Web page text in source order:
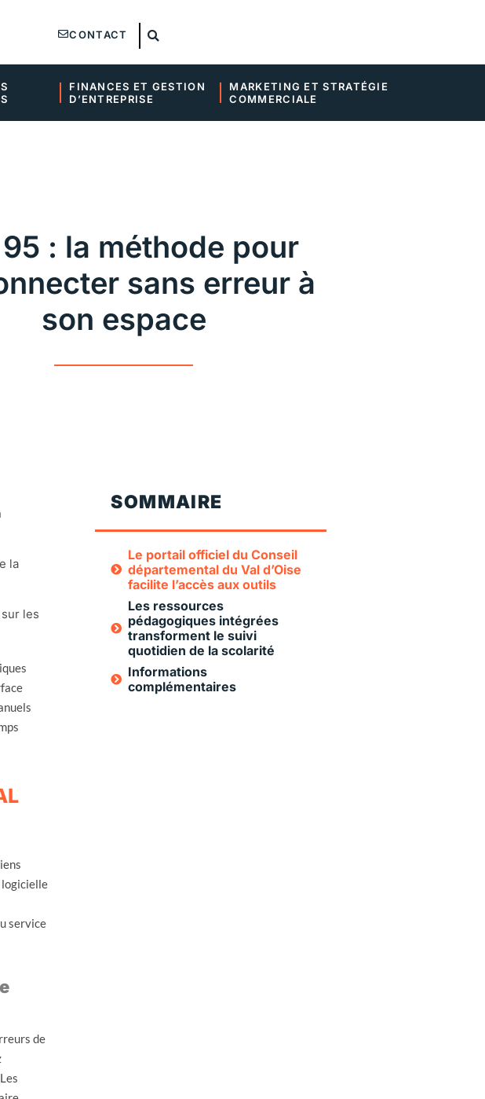
CONTACT
FINANCES ET GESTION
D’ENTREPRISE
MARKETING ET STRATÉGIE
COMMERCIALE
: la méthode pour
sans erreur à
son espace
la
les
logicielle
service
de
SOMMAIRE
Le portail officiel du Conseil
départemental du Val d’Oise
facilite l’accès aux outils
Les ressources
pédagogiques intégrées
transforment le suivi
quotidien de la scolarité
Informations
complémentaires